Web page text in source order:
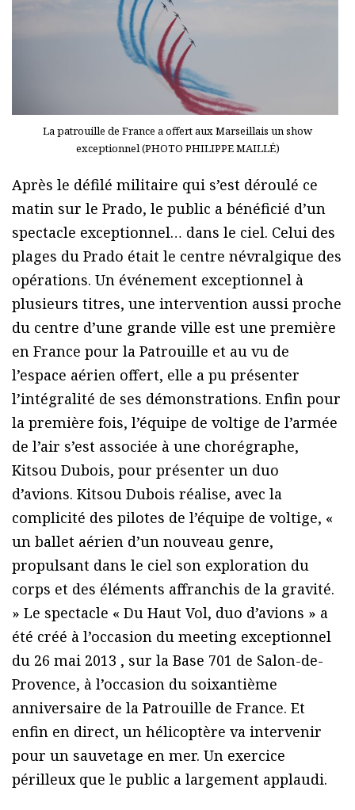
exceptionnel (PHOTO PHILIPPE MAILLÉ)
Après le défilé militaire qui s’est déroulé ce
matin sur le Prado, le public a bénéficié d’un
spectacle exceptionnel… dans le ciel. Celui des
plages du Prado était le centre névralgique des
opérations. Un événement exceptionnel à
plusieurs titres, une intervention aussi proche
du centre d’une grande ville est une première
en France pour la Patrouille et au vu de
l’espace aérien offert, elle a pu présenter
l’intégralité de ses démonstrations. Enfin pour
la première fois, l’équipe de voltige de l’armée
de l’air s’est associée à une chorégraphe,
Kitsou Dubois, pour présenter un duo
d’avions. Kitsou Dubois réalise, avec la
complicité des pilotes de l’équipe de voltige, «
un ballet aérien d’un nouveau genre,
propulsant dans le ciel son exploration du
corps et des éléments affranchis de la gravité.
» Le spectacle « Du Haut Vol, duo d’avions » a
été créé à l’occasion du meeting exceptionnel
du 26 mai 2013 , sur la Base 701 de Salon-de-
Provence, à l’occasion du soixantième
anniversaire de la Patrouille de France. Et
enfin en direct, un hélicoptère va intervenir